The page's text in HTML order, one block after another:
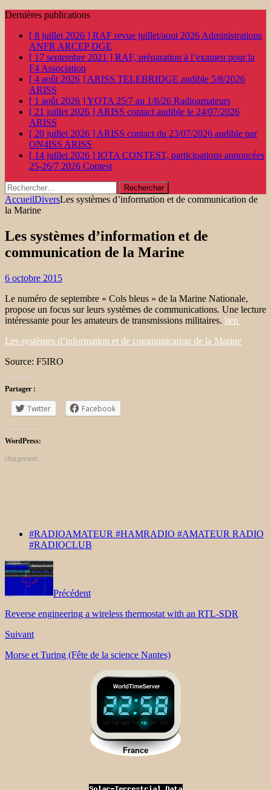
Dernières publications
[ 8 juillet 2026 ] RAF revue juillet/aout 2026 Administrations
ANFR ARCEP DGE
[ 17 septembre 2021 ] RAF, préparation à l’examen pour la
F4 Association
[ 4 août 2026 ] ARISS TELEBRIDGE audible 5/8/2026
ARISS
[ 1 août 2026 ]YOTA 25/7 au 1/8/26 Radioamateurs
[ 21 juillet 2026 ] ARISS contact audible le 24/07/2026
ARISS
[ 20 juillet 2026 ] ARISS contact du 23/07/2026 audible par
ON4ISS ARISS
[ 14 juillet 2026 ] IOTA CONTEST, participations annoncées
25-26/7 2026 Contest
Rechercher :
AccueilDiversLes systèmes d’information et de communication de
la Marine
Les systèmes d’information et de
communication de la Marine
6 octobre 2015
Le numéro de septembre « Cols bleus » de la Marine Nationale,
propose un focus sur leurs systèmes de communications. Une lecture
intéressante pour les amateurs de transmissions militaires. lien
Les systèmes d’information et de communication de la Marine
Source: F5IRO
Partager :
Twitter Facebook
WordPress:
chargement…
#RADIOAMATEUR #HAMRADIO #AMATEUR RADIO
#RADIOCLUB
Précédent
Reverse engineering a wireless thermostat with an RTL-SDR
Suivant
Morse et Turing (Fête de la science Nantes)